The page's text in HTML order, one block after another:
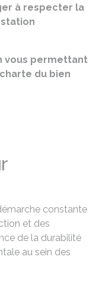
à respecter la
vous permettant
du bien
constante
et des
de la durabilité
au sein des